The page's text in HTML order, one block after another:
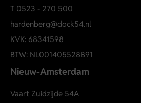
T 0523 - 270 500
hardenberg@dock54.nl
KVK: 68341598
BTW: NL001405528B91
Nieuw-Amsterdam
Vaart Zuidzijde 54A